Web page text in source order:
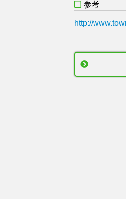
参考
http://